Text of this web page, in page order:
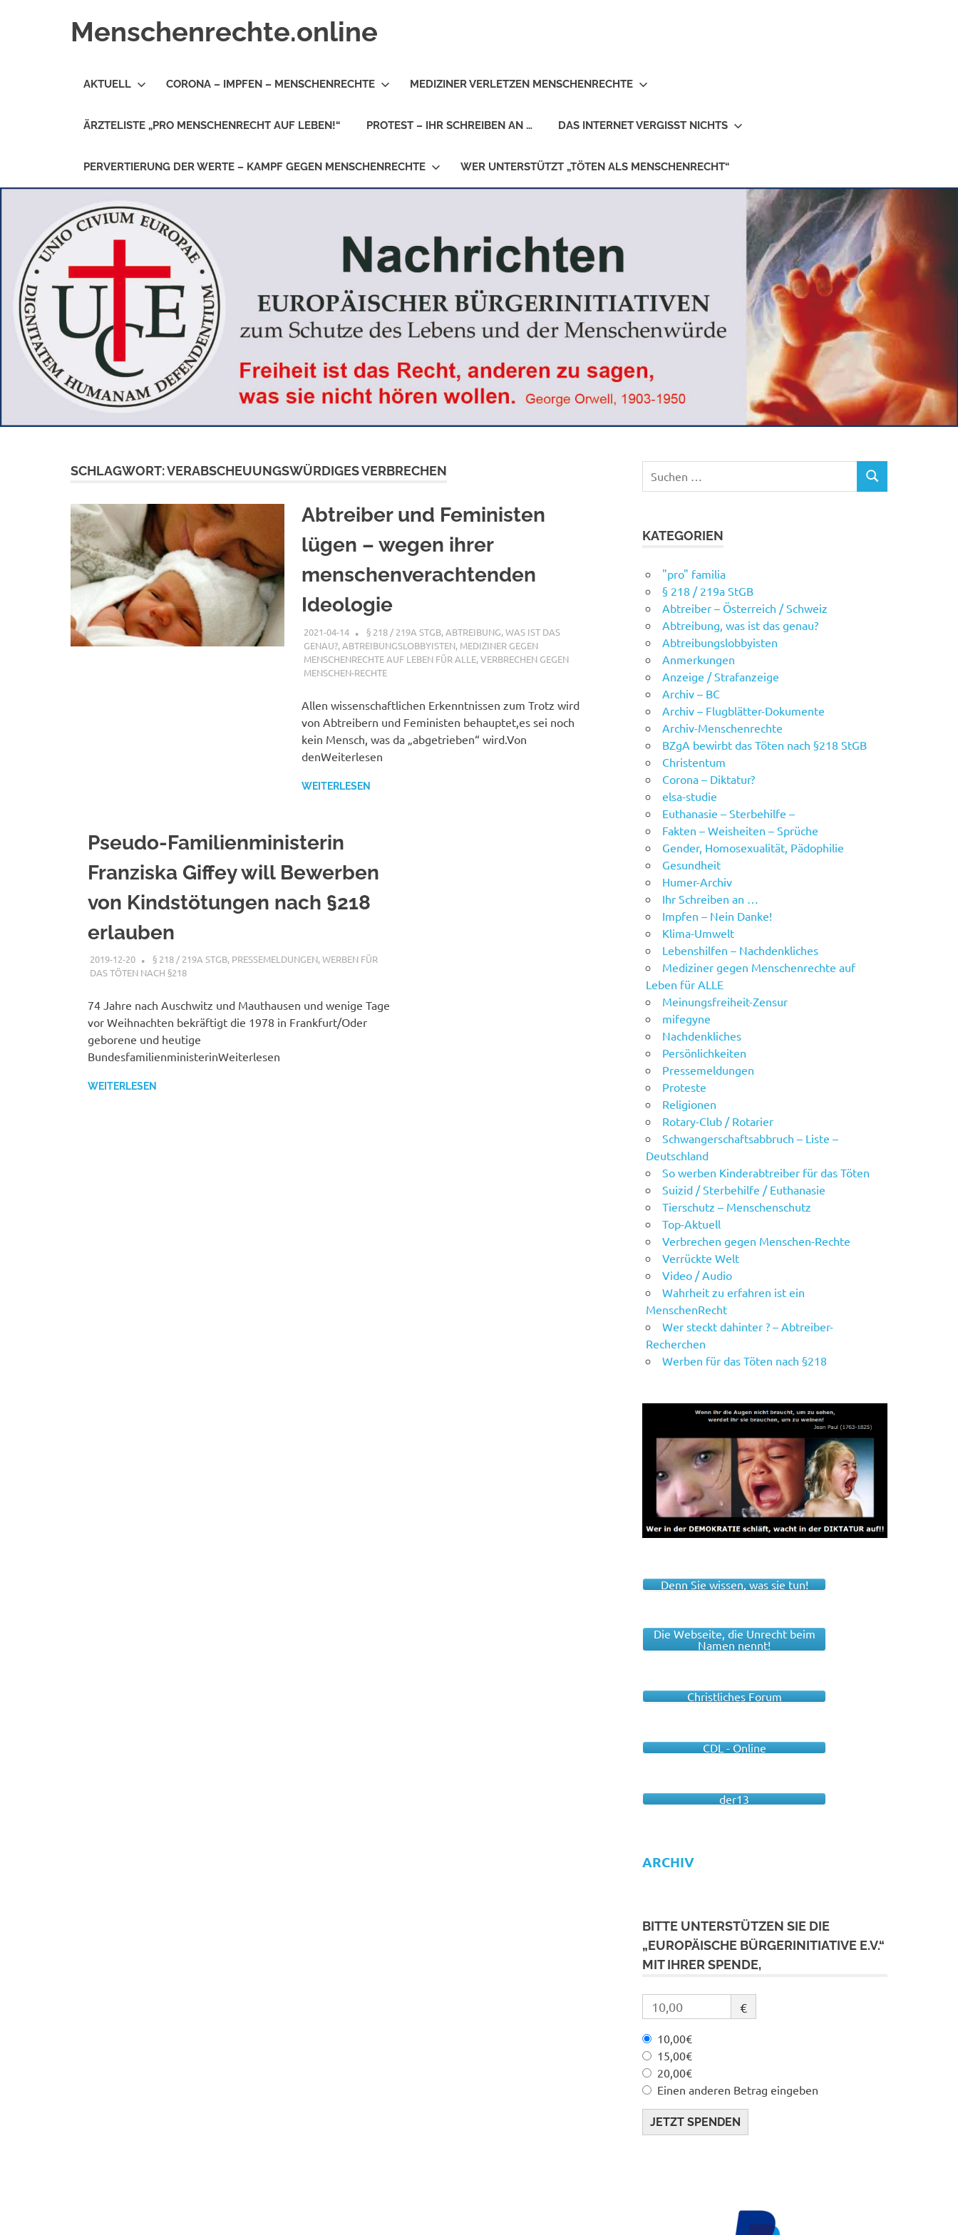
Menschenrechte.online
alle
Geborene
AKTUELL CORONA – IMPFEN – MENSCHENRECHTE MEDIZINER VERLETZEN MENSCHENRECHTE
ÄRZTELISTE „PRO MENSCHENRECHT AUF LEBEN!“ PROTEST – IHR SCHREIBEN AN … DAS INTERNET VERGISST NICHTS
PERVERTIERUNG DER WERTE – KAMPF GEGEN MENSCHENRECHTE WER UNTERSTÜTZT „TÖTEN ALS MENSCHENRECHT“
SCHLAGWORT:VERABSCHEUUNGSWÜRDIGES VERBRECHEN
Abtreiber und Feministen
lügen – wegen ihrer
menschenverachtenden
Ideologie
2021-04-14 XX
§ 218 / 219A STGB,ABTREIBUNG, WAS IST DAS
GENAU?,ABTREIBUNGSLOBBYISTEN, MEDIZINER GEGEN
MENSCHENRECHTE AUF LEBEN FÜR ALLE,VERBRECHEN GEGEN
MENSCHEN-RECHTE
Allen wissenschaftlichen Erkenntnissen zum Trotz wird
von Abtreibern und Feministen behauptet,es sei noch
kein Mensch, was da „abgetrieben“ wird.Von
denWeiterlesen
WEITERLESEN
Pseudo-Familienministerin
Franziska Giffey will Bewerben
von Kindstötungen nach §218
erlauben
2019-12-20 G A
§ 218 / 219A STGB, PRESSEMELDUNGEN,WERBEN FÜR
DAS TÖTEN NACH §218
74 Jahre nach Auschwitz und Mauthausen und wenige Tage
vor Weihnachten bekräftigt die 1978 in Frankfurt/Oder
geborene und heutige
BundesfamilienministerinWeiterlesen
WEITERLESEN
Suchen
SUCHEN
KATEGORIEN
"pro" familia
§ 218 / 219a StGB
Abtreiber – Österreich / Schweiz
Abtreibung, was ist das genau?
Abtreibungslobbyisten
Anmerkungen
Anzeige / Strafanzeige
Archiv – BC
Archiv – Flugblätter-Dokumente
Archiv-Menschenrechte
BZgA bewirbt das Töten nach §218 StGB
Christentum
Corona – Diktatur?
elsa-studie
Euthanasie – Sterbehilfe –
Fakten – Weisheiten – Sprüche
Gender, Homosexualität, Pädophilie
Gesundheit
Humer-Archiv
Ihr Schreiben an …
Impfen – Nein Danke!
Klima-Umwelt
Lebenshilfen – Nachdenkliches
Mediziner gegen Menschenrechte auf
Leben für ALLE
Meinungsfreiheit-Zensur
mifegyne
Nachdenkliches
Persönlichkeiten
Pressemeldungen
Proteste
Religionen
Rotary-Club / Rotarier
Schwangerschaftsabbruch – Liste –
Deutschland
So werben Kinderabtreiber für das Töten
Suizid / Sterbehilfe / Euthanasie
Tierschutz – Menschenschutz
Top-Aktuell
Verbrechen gegen Menschen-Rechte
Verrückte Welt
Video / Audio
Wahrheit zu erfahren ist ein
MenschenRecht
Wer steckt dahinter ? – Abtreiber-
Recherchen
Werben für das Töten nach §218
Denn Sie wissen, was sie tun!
Die Webseite, die Unrecht beim
Namen nennt!
Christliches Forum
CDL - Online
der13
ARCHIV
BITTE UNTERSTÜTZEN SIE DIE
„EUROPÄISCHE BÜRGERINITIATIVE E.V.“
MIT IHRER SPENDE,
€
10,00€
15,00€
20,00€
Einen anderen Betrag eingeben
JETZT SPENDEN